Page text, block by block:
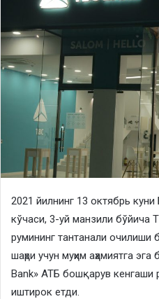
2021 йилнинг 13 октябрь
кўчаси, 3-уй манзили бўйича
румининг тантанали очилиши
шаҳри учун муҳим аҳамиятга
Bank» АТБ бошқарув кенгаши
иштирок етди.